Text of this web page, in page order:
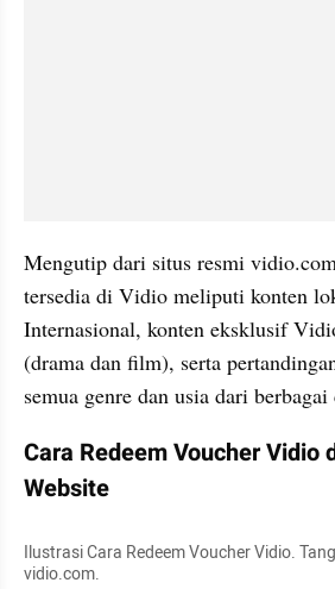
Mengutip dari situs resmi
tersedia di Vidio meliputi konten
Internasional, konten eksklusif
(drama dan film), serta
semua genre dan usia dari berbagai
Cara Redeem Voucher Vidio
Website
Ilustrasi Cara Redeem Voucher Vidio.
vidio.com.